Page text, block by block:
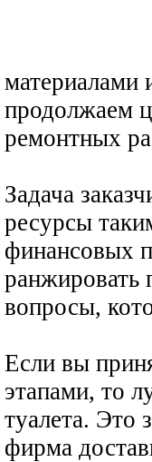
материалами
продолжаем
ремонтных
Задача
ресурсы
финансовых
ранжировать
вопросы,
Если вы
этапами, то
туалета. Это
фирма